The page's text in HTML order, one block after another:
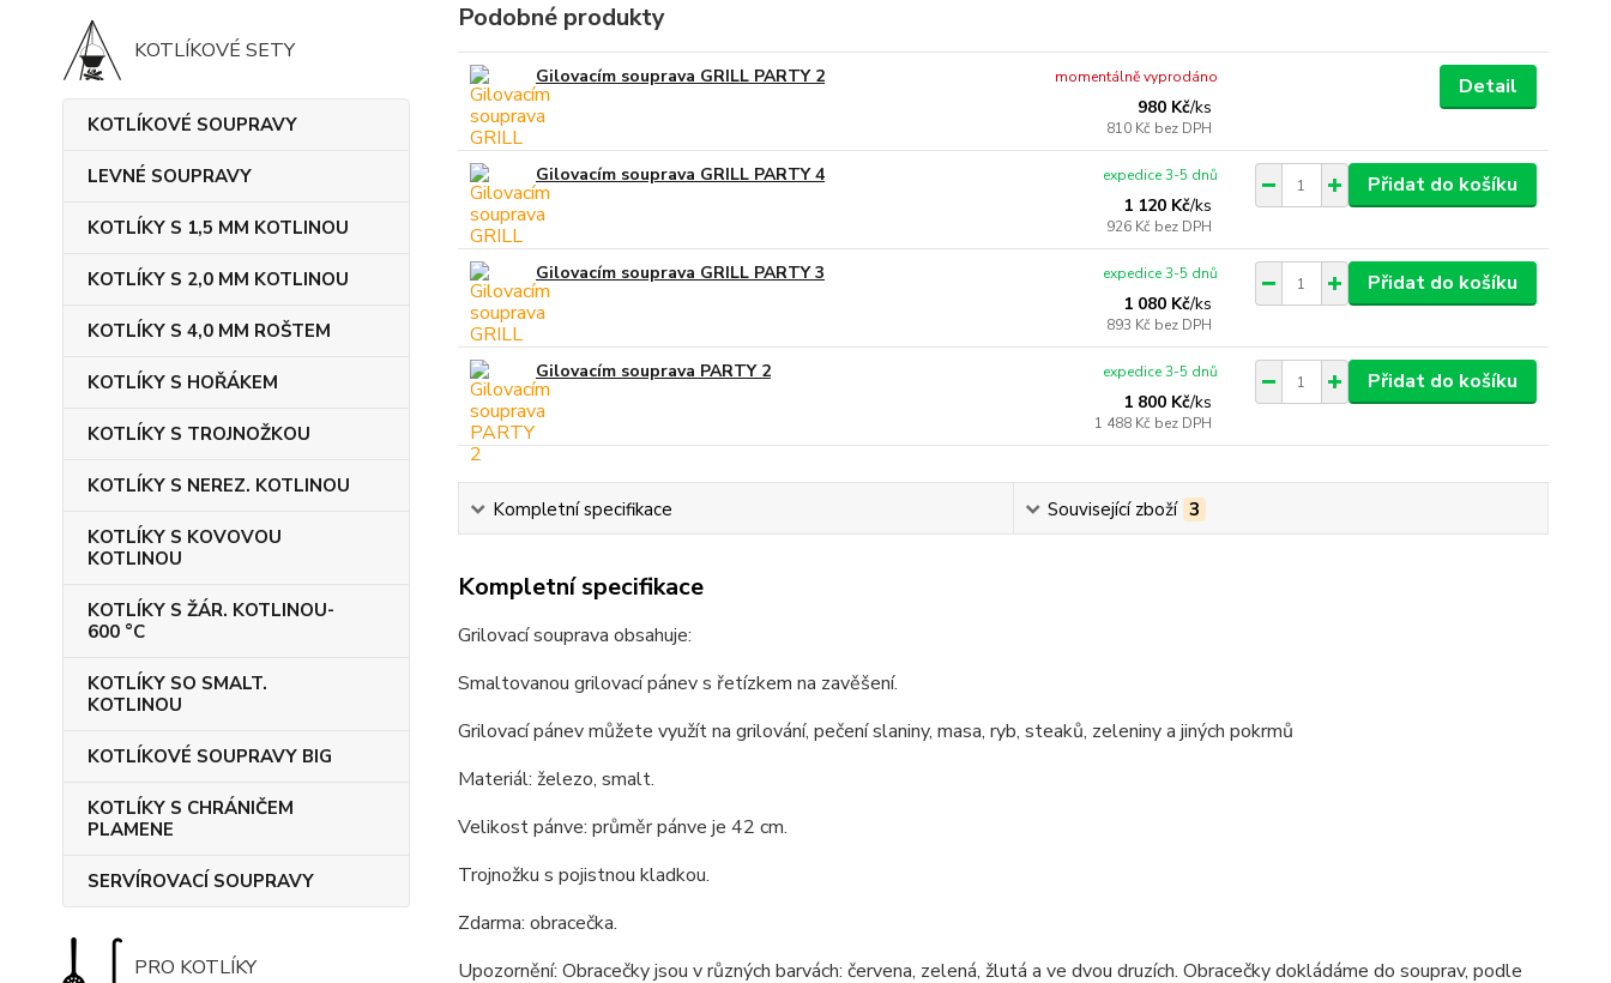
KOTLÍKOVÉ SETY
KOTLÍKOVÉ SOUPRAVY
LEVNÉ SOUPRAVY
KOTLÍKY S 1,5 MM KOTLINOU
KOTLÍKY S 2,0 MM KOTLINOU
KOTLÍKY S 4,0 MM ROŠTEM
KOTLÍKY S HOŘÁKEM
KOTLÍKY S TROJNOŽKOU
KOTLÍKY S NEREZ. KOTLINOU
KOTLÍKY S KOVOVOU
KOTLINOU
KOTLÍKY S ŽÁR. KOTLINOU-
600 °C
KOTLÍKY SO SMALT.
KOTLINOU
KOTLÍKOVÉ SOUPRAVY BIG
KOTLÍKY S CHRÁNIČEM
PLAMENE
SERVÍROVACÍ SOUPRAVY
PRO KOTLÍKY
Podobné produkty
Gilovacím souprava GRILL PARTY 2
980 Kč/ks
810 Kč bez DPH
momentálně vyprodáno Detail
Gilovacím souprava GRILL PARTY 4
1 120 Kč/ks
926 Kč bez DPH
expedice 3-5 dnů Přidat do košíku
Gilovacím souprava GRILL PARTY 3
1 080 Kč/ks
893 Kč bez DPH
expedice 3-5 dnů Přidat do košíku
Gilovacím souprava PARTY 2
1 800 Kč/ks
1 488 Kč bez DPH
expedice 3-5 dnů Přidat do košíku
Kompletní specifikace Související zboží 3
Kompletní specifikace
Grilovací souprava obsahuje:
Smaltovanou grilovací pánev s řetízkem na zavěšení.
Grilovací pánev můžete využít na grilování, pečení slaniny, masa, ryb, steaků, zeleniny a jiných pokrmů
Materiál: železo, smalt.
Velikost pánve: průměr pánve je 42 cm.
Trojnožku s pojistnou kladkou.
Zdarma: obracečka.
Upozornění: Obracečky jsou v různých barvách: červena, zelená, žlutá a ve dvou druzích. Obracečky dokládáme do souprav, podle